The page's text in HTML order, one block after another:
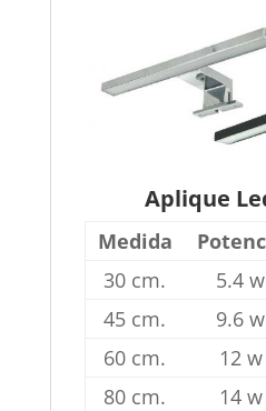
Aplique
Medida
30 cm.
5.4 w
45 cm.
9.6 w
60 cm.
12 w
80 cm.
14 w